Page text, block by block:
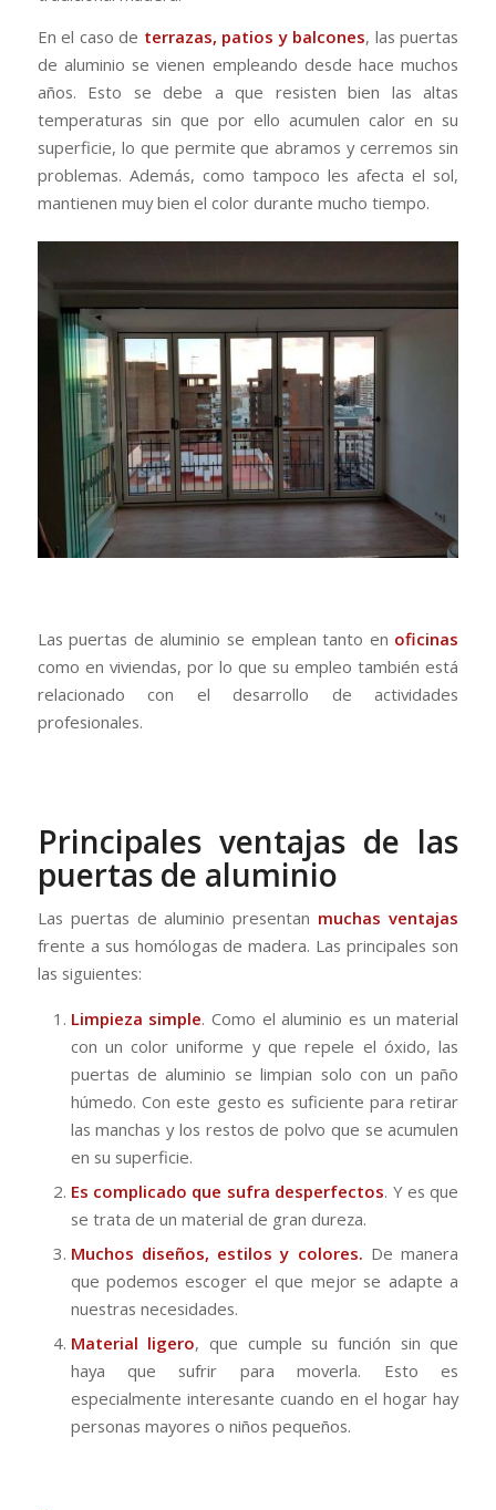
En el caso de terrazas, patios y balcones, las puertas
de aluminio se vienen empleando desde hace muchos
años. Esto se debe a que resisten bien las altas
temperaturas sin que por ello acumulen calor en su
superficie, lo que permite que abramos y cerremos sin
problemas. Además, como tampoco les afecta el sol,
mantienen muy bien el color durante mucho tiempo.
Las puertas de aluminio se emplean tanto en oficinas
como en viviendas, por lo que su empleo también está
relacionado con el desarrollo de actividades
profesionales.
Principales ventajas de las
puertas de aluminio
Las puertas de aluminio presentan muchas ventajas
frente a sus homólogas de madera. Las principales son
las siguientes:
Limpieza simple. Como el aluminio es un material
con un color uniforme y que repele el óxido, las
puertas de aluminio se limpian solo con un paño
húmedo. Con este gesto es suficiente para retirar
las manchas y los restos de polvo que se acumulen
en su superficie.
Es complicado que sufra desperfectos. Y es que
se trata de un material de gran dureza.
Muchos diseños, estilos y colores. De manera
que podemos escoger el que mejor se adapte a
nuestras necesidades.
Material ligero, que cumple su función sin que
haya que sufrir para moverla. Esto es
especialmente interesante cuando en el hogar hay
personas mayores o niños pequeños.